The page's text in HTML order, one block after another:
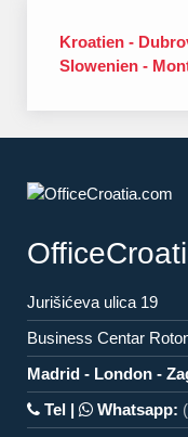
Kroatien -
Slowenien -
Jurišićeva ulica 19
Business Centar
Madrid - London -
Tel |
Whatsapp: